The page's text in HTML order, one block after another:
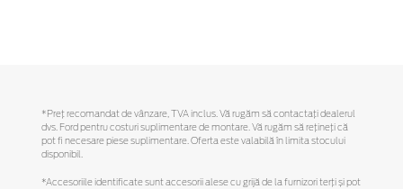
*Preţ recomandat de vânzare, TVA inclus. Vă rugăm să contactaţi dealerul
dvs. Ford pentru costuri suplimentare de montare. Vă rugăm să reţineţi că
pot fi necesare piese suplimentare. Oferta este valabilă în limita stocului
disponibil.
*Accesoriile identificate sunt accesorii alese cu grijă de la furnizori terți și pot